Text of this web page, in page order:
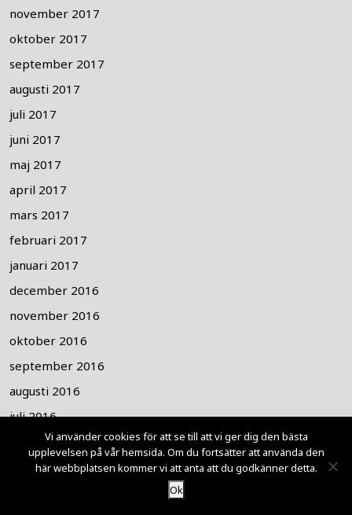
november 2017
oktober 2017
september 2017
augusti 2017
juli 2017
juni 2017
maj 2017
april 2017
mars 2017
februari 2017
januari 2017
december 2016
november 2016
oktober 2016
september 2016
augusti 2016
juli 2016
juni 2016
maj 2016
Vi använder cookies för att se till att vi ger dig den bästa
upplevelsen på vår hemsida. Om du fortsätter att använda den
här webbplatsen kommer vi att anta att du godkänner detta.
Ok